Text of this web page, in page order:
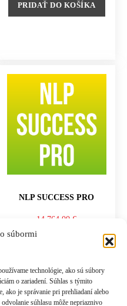
súbormi
technológie, ako sú súbory
o zariadení. Súhlas s týmito
ako je správanie pri prehliadaní alebo
súhlasu môže nepriaznivo
PRIDAŤ DO KOŠÍKA
NLP SUCCESS PRO
14,764.00 €